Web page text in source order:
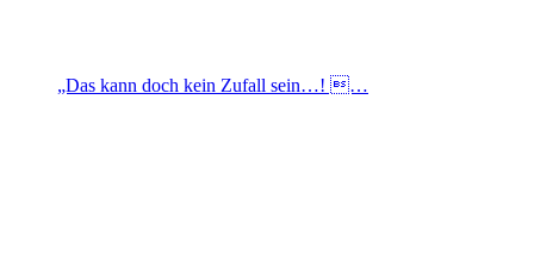
„Das kann doch kein Zufall sein…! …